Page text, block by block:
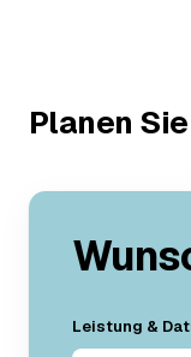
Planen
Leistung &